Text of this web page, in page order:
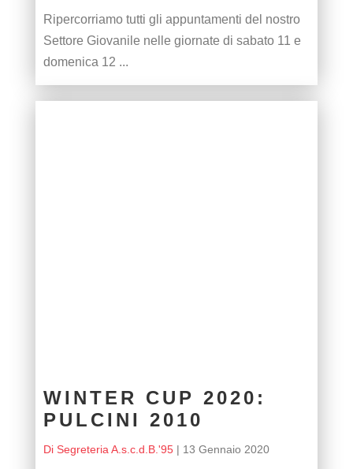
Ripercorriamo tutti gli appuntamenti del nostro
Settore Giovanile nelle giornate di sabato 11 e
domenica 12 ...
WINTER CUP 2020:
PULCINI 2010
Di Segreteria A.s.c.d.B.'95| 13 Gennaio 2020